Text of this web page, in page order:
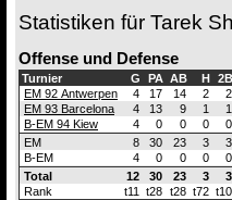
Statistiken für Tarek
Offense und Defense
Turnier G PA AB H
2B
EM 92 Antwerpen
4 17 14 2
2
EM 93 Barcelona
4 13 9 1
1
B-EM 94 Kiew
4 0 0 0
0
EM
8 30 23 3
3
B-EM
4 0 0 0
0
Total
12 30 23 3
3
Rank
t11 t28 t28 t72 t10